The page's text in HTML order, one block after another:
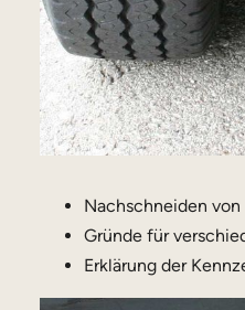
Nachschneiden von
Gründe für
Erklärung der